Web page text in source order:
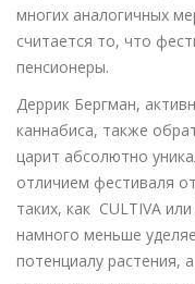
многих аналогичных
считается то, что
пенсионеры.
Деррик Бергман,
каннабиса, также
царит абсолютно
отличием фестиваля
таких, как CULTIVA
намного меньше
потенциалу растения,